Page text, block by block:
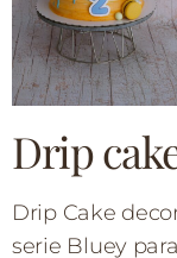
Drip
Drip Cake
serie Bluey